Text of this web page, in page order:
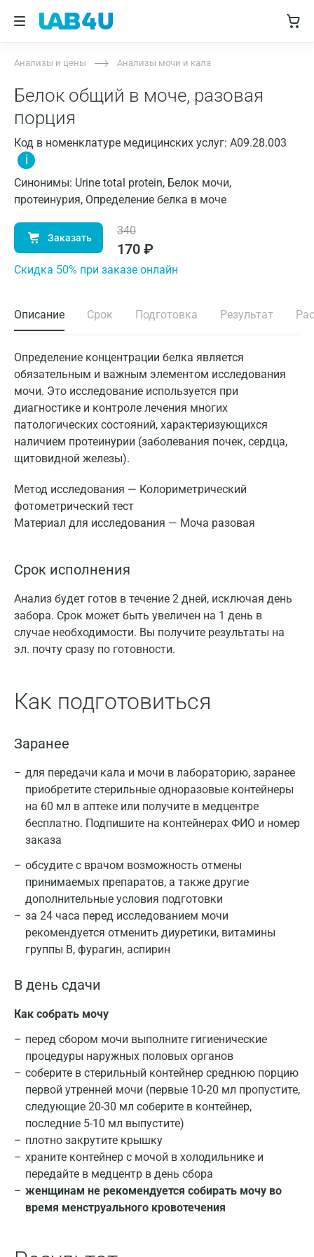
Анализы и цены Анализы мочи и кала
Белок общий в моче, разовая
порция
Код в номенклатуре медицинских услуг: A09.28.003
i
Синонимы: Urine total protein, Белок мочи,
протеинурия, Определение белка в моче
Заказать
340
170 ₽
Cкидка 50% при заказе онлайн
Описание Срок Подготовка Результат
Определение концентрации белка является
обязательным и важным элементом исследования
мочи. Это исследование используется при
диагностике и контроле лечения многих
патологических состояний, характеризующихся
наличием протеинурии (заболевания почек, сердца,
щитовидной железы).
Метод исследования — Колориметрический
фотометрический тест
Материал для исследования — Моча разовая
Срок исполнения
Анализ будет готов в течение 2 дней, исключая день
забора. Срок может быть увеличен на 1 день в
случае необходимости. Вы получите результаты на
эл. почту сразу по готовности.
Как подготовиться
Заранее
для передачи кала и мочи в лабораторию, заранее
приобретите стерильные одноразовые контейнеры
на 60 мл в аптеке или получите в медцентре
бесплатно. Подпишите на контейнерах ФИО и номер
заказа
обсудите с врачом возможность отмены
принимаемых препаратов, а также другие
дополнительные условия подготовки
за 24 часа перед исследованием мочи
рекомендуется отменить диуретики, витамины
группы В, фурагин, аспирин
В день сдачи
Как собрать мочу
перед сбором мочи выполните гигиенические
процедуры наружных половых органов
соберите в стерильный контейнер среднюю порцию
первой утренней мочи (первые 10-20 мл пропустите,
следующие 20-30 мл соберите в контейнер,
последние 5-10 мл выпустите)
плотно закрутите крышку
храните контейнер с мочой в холодильнике и
передайте в медцентр в день сбора
женщинам не рекомендуется собирать мочу во
время менструального кровотечения